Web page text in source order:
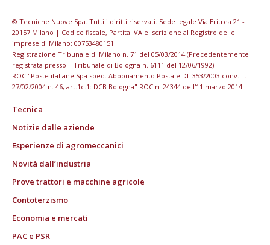
© Tecniche Nuove Spa. Tutti i diritti riservati. Sede legale Via Eritrea 21 -
20157 Milano | Codice fiscale, Partita IVA e Iscrizione al Registro delle
imprese di Milano: 00753480151
Registrazione Tribunale di Milano n. 71 del 05/03/2014 (Precedentemente
registrata presso il Tribunale di Bologna n. 6111 del 12/06/1992)
ROC "Poste italiane Spa sped. Abbonamento Postale DL 353/2003 conv. L.
27/02/2004 n. 46, art.1c.1: DCB Bologna" ROC n. 24344 dell'11 marzo 2014
Tecnica
Notizie dalle aziende
Esperienze di agromeccanici
Novità dall’industria
Prove trattori e macchine agricole
Contoterzismo
Economia e mercati
PAC e PSR